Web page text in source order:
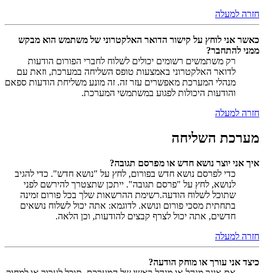
חזרה למעלה
כאשר אני לוחץ על קישור הדואר האלקטרוני של משתמש הוא מבקש
ממני להתחבר?
רק משתמשים רשומים יכולים לשלוח לחברי הפורום הודעות
לדואר האלקטרוני באמצעות טופס השליחה במערכת, וזאת עם
מנהלי המערכת מאפשרים עזר זה. זה מונע משליחת הודעות ספאם
והודעות היכולות לפגוע במשתמשי המערכת.
חזרה למעלה
מערכת השליחה
איך אני יוצר נושא חדש או מפרסם תגובה?
כדי לפרסם נושא חדש בפורום, לחץ על "נושא חדש". כדי להגיב
לנושא, לחץ על "פרסם תגובה". ייתכן שתצטרך להירשם לפני
שתוכל לשלוח הודעה.רשימת ההרשאות שלך בכל פורום זמינה
בתחתית מסכי פורום ונושא. לדוגמא: אתה יכול לשלוח נושאים
חדשים, אתה יכול לצרף קבצים להודעות, וכן הלאה.
חזרה למעלה
כיצד אני עורך או מוחק הודעה?